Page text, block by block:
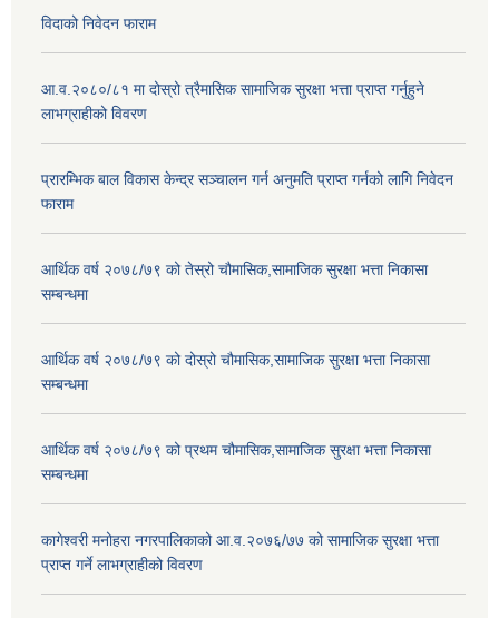
विदाको निवेदन फाराम
आ.व.२०८०/८१ मा दोस्रो त्रैमासिक सामाजिक सुरक्षा भत्ता प्राप्त गर्नुहुने
लाभग्राहीको विवरण
प्रारम्भिक बाल विकास केन्द्र सञ्चालन गर्न अनुमति प्राप्त गर्नको लागि निवेदन
फाराम
आर्थिक वर्ष २०७८/७९ को तेस्रो चौमासिक,सामाजिक सुरक्षा भत्ता निकासा
सम्बन्धमा
आर्थिक वर्ष २०७८/७९ को दोस्रो चौमासिक,सामाजिक सुरक्षा भत्ता निकासा
सम्बन्धमा
आर्थिक वर्ष २०७८/७९ को प्रथम चौमासिक,सामाजिक सुरक्षा भत्ता निकासा
सम्बन्धमा
कागेश्वरी मनोहरा नगरपालिकाको आ.व.२०७६/७७ को सामाजिक सुरक्षा भत्ता
प्राप्त गर्ने लाभग्राहीको विवरण